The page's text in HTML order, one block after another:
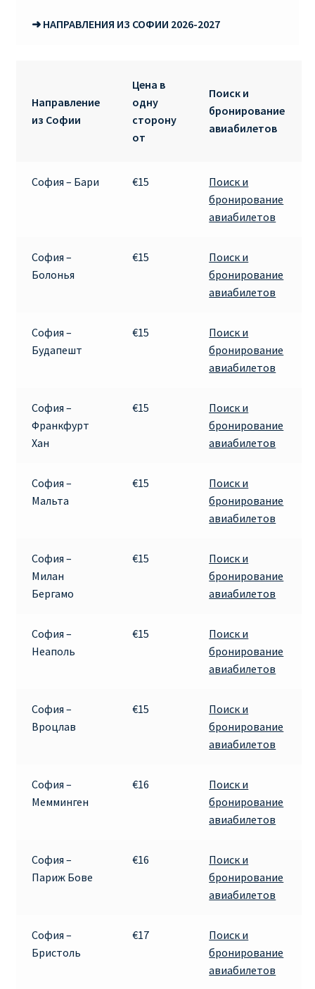
Херсона от € 15
Авиабилеты Ryanair на Тенерифе от €15
АВИАБИЛЕТЫ RYANAIR ОТ € 12
АВИАБИЛЕТЫ ВИЛЬНЮС БАРСЕЛОНА
Акции RYANAIR из Варшавы
Акции RYANAIR из Каунаса
Барселона
БИЛЕТЫ RYANAIR | ПОИСК ЛУЧШЕЙ ЦЕНЫ |
БИЛЕТЫ RYANAIR НА ЗАВТРА КУПИТЬ ОНЛАЙН
ДЕШЕВЫЕ АВИАБИЛЕТЫ В БЕРЛИН
ДЕШЕВЫЕ АВИАБИЛЕТЫ В ВАРШАВУ
ДЕШЕВЫЕ АВИАБИЛЕТЫ В ЛОНДОН
ДЕШЕВЫЕ АВИАБИЛЕТЫ В ПАРИЖ
ИНФОРМАЦИЯ ДЛЯ ПАССАЖИРОВ
ЗАДЕРЖКА, ОТМЕНА, ПЕРЕНОС РЕЙСОВ RYANAIR
➜ НАПРАВЛЕНИЯ ИЗ СОФИИ 2026-2027
Направление
из Софии
Цена в
одну
сторону
от
Поиск и
бронирование
авиабилетов
София – Бари €15
Поиск и
бронирование
авиабилетов
София –
Болонья
€15
Поиск и
бронирование
авиабилетов
София –
Будапешт
€15
Поиск и
бронирование
авиабилетов
София –
Франкфурт
Хан
€15
Поиск и
бронирование
авиабилетов
София –
Мальта
€15
Поиск и
бронирование
авиабилетов
София –
Милан
Бергамо
€15
Поиск и
бронирование
авиабилетов
София –
Неаполь
€15
Поиск и
бронирование
авиабилетов
София –
Вроцлав
€15
Поиск и
бронирование
авиабилетов
София –
Мемминген
€16
Поиск и
бронирование
авиабилетов
София –
Париж Бове
€16
Поиск и
бронирование
авиабилетов
София –
Бристоль
€17
Поиск и
бронирование
авиабилетов